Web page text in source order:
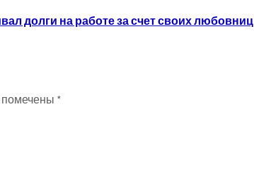
долги на работе за счет своих любовниц
*